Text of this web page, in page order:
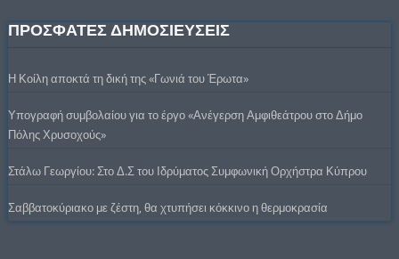
ΠΡΟΣΦΑΤΕΣ ΔΗΜΟΣΙΕΥΣΕΙΣ
Η Κοίλη αποκτά τη δική της «Γωνιά του Έρωτα»
Υπογραφή συμβολαίου για το έργο «Ανέγερση Αμφιθεάτρου στο Δήμο
Πόλης Χρυσοχούς»
Στάλω Γεωργίου: Στο Δ.Σ του Ιδρύματος Συμφωνική Ορχήστρα Κύπρου
Σαββατοκύριακο με ζέστη, θα χτυπήσει κόκκινο η θερμοκρασία